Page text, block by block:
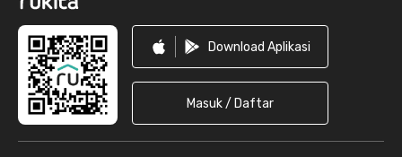
Download Aplikasi
Masuk / Daftar